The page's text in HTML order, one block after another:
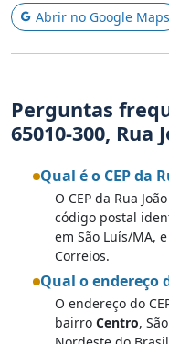
Abrir no Google Maps
Perguntas
65010-300, Rua
Qual é o CEP da
O CEP da Rua
código postal
em São Luís/MA,
Correios.
Qual o endereço
O endereço do
bairro Centro,